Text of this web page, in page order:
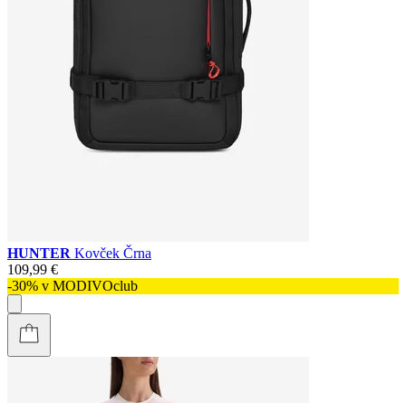
HUNTER Kovček Črna
109,99 €
-30% v MODIVOclub